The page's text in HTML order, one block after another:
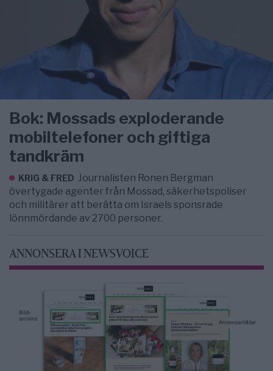
Bok: Mossads exploderande
mobiltelefoner och giftiga
tandkräm
KRIG & FRED Journalisten Ronen Bergman
övertygade agenter från Mossad, säkerhetspoliser
och militärer att berätta om Israels sponsrade
lönnmördande av 2700 personer.
ANNONSERA I NEWSVOICE